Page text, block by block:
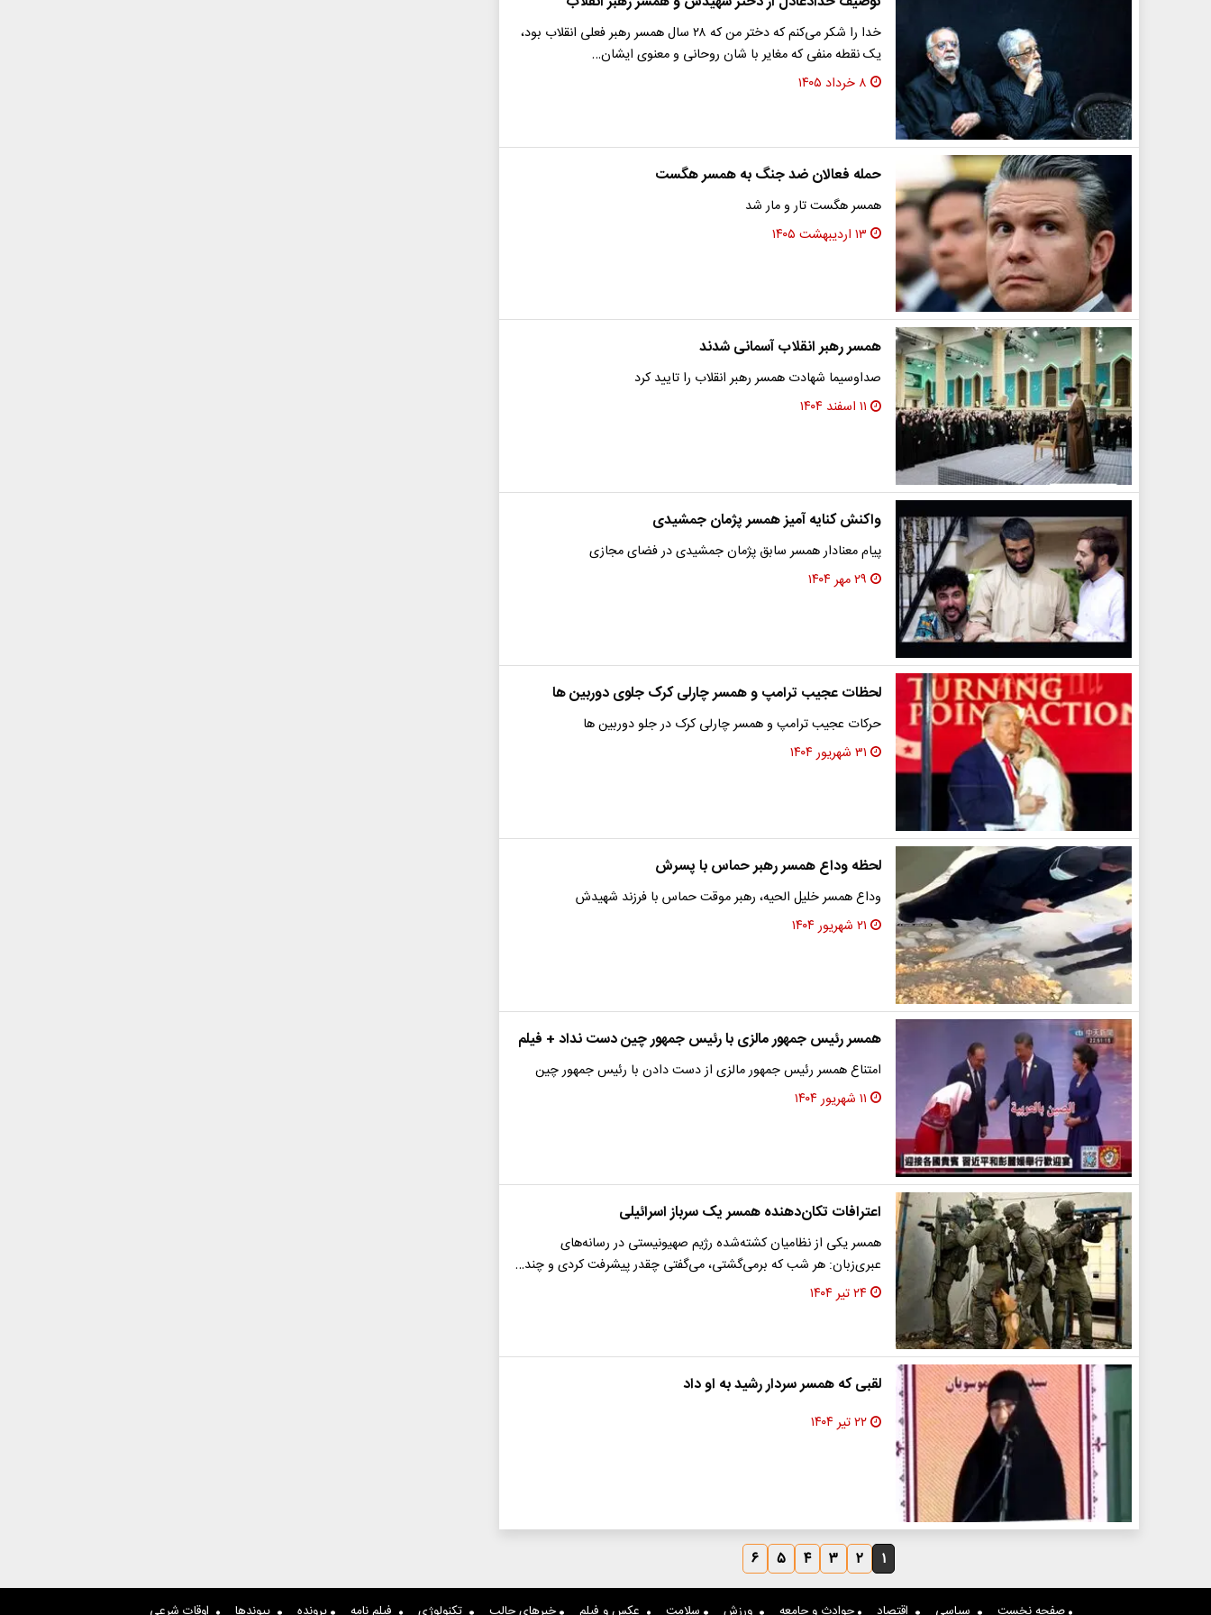
خدا را شکر می‌کنم که دختر من که ۲۸ سال همسر رهبر فعلی انقلاب بود،
یک نقطه منفی که مغایر با شان روحانی و معنوی ایشان…
۸ خرداد ۱۴۰۵
حمله فعالان ضد جنگ به همسر هگست
همسر هگست تار و مار شد
۱۳ اردیبهشت ۱۴۰۵
همسر رهبر انقلاب آسمانی شدند
صداوسیما شهادت همسر رهبر انقلاب را تایید کرد
۱۱ اسفند ۱۴۰۴
واکنش کنایه آمیز همسر پژمان جمشیدی
پیام معنادار همسر سابق پژمان جمشیدی در فضای مجازی
۲۹ مهر ۱۴۰۴
لحظات عجیب ترامپ و همسر چارلی کرک جلوی دوربین ها
حرکات عجیب ترامپ و همسر چارلی کرک در جلو دوربین ها
۳۱ شهریور ۱۴۰۴
لحظه وداع همسر رهبر حماس با پسرش
وداع همسر خلیل الحیه، رهبر موقت حماس با فرزند شهیدش
۲۱ شهریور ۱۴۰۴
همسر رئیس جمهور مالزی با رئیس جمهور چین دست نداد + فیلم
امتناع همسر رئیس جمهور مالزی از دست دادن با رئیس جمهور چین
۱۱ شهریور ۱۴۰۴
اعترافات تکان‌دهنده همسر یک سرباز اسرائیلی
همسر یکی از نظامیان کشته‌شده رژیم صهیونیستی در رسانه‌های
عبری‌زبان: هر شب که برمی‌گشتی، می‌گفتی چقدر پیشرفت کردی و چند…
۲۴ تیر ۱۴۰۴
لقبی که همسر سردار رشید به او داد
۲۲ تیر ۱۴۰۴
۱ ۲ ۳ ۴ ۵ ۶